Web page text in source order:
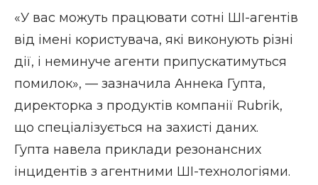
«У вас можуть працювати сотні ШІ-агентів
від імені користувача, які виконують різні
дії, і неминуче агенти припускатимуться
помилок», — зазначила Аннека Гупта,
директорка з продуктів компанії Rubrik,
що спеціалізується на захисті даних.
Гупта навела приклади резонансних
інцидентів з агентними ШІ-технологіями.